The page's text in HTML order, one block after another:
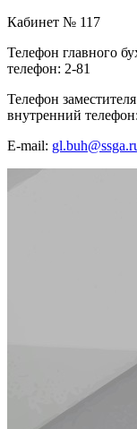
Кабинет № 117
Телефон главного
телефон: 2-81
Телефон
внутренний
E-mail: